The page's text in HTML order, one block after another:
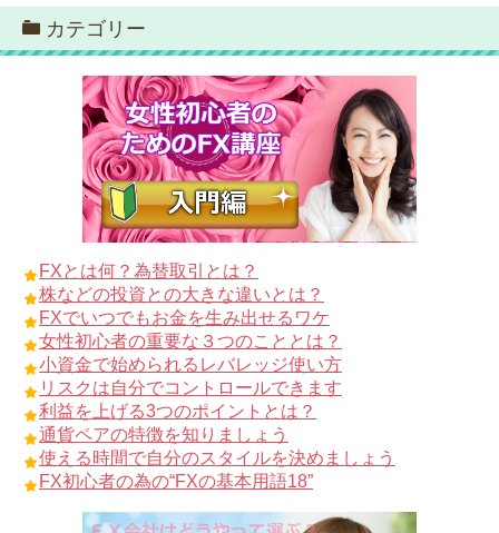
カテゴリー
FXとは何？為替取引とは？
株などの投資との大きな違いとは？
FXでいつでもお金を生み出せるワケ
女性初心者の重要な３つのこととは？
小資金で始められるレバレッジ使い方
リスクは自分でコントロールできます
利益を上げる3つのポイントとは？
通貨ペアの特徴を知りましょう
使える時間で自分のスタイルを決めましょう
FX初心者の為の“FXの基本用語18”